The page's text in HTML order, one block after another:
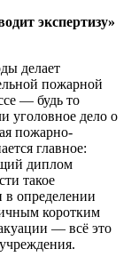
экспертизу»
делает
пожарной
— будь то
уголовное дело о
пожарно-
главное:
диплом
такое
определении
коротким
— всё это